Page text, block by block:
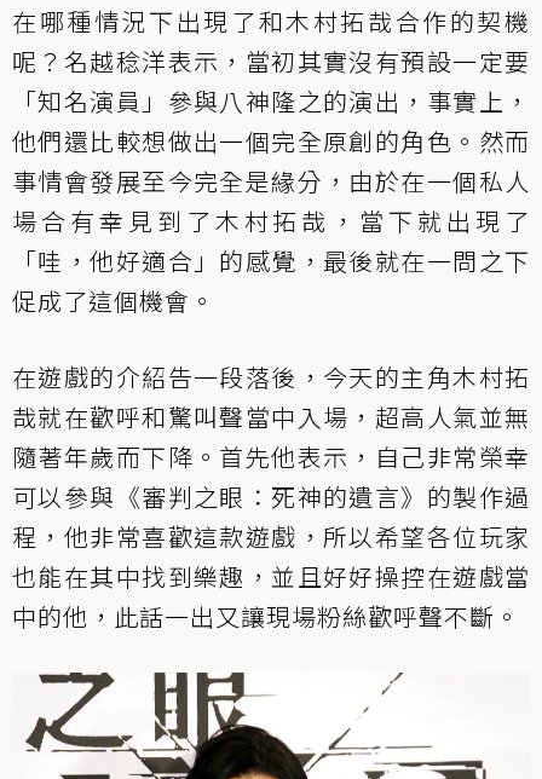
在哪種情況下出現了和木村拓哉合作的契機
呢？名越稔洋表示，當初其實沒有預設一定要
「知名演員」參與八神隆之的演出，事實上，
他們還比較想做出一個完全原創的角色。然而
事情會發展至今完全是緣分，由於在一個私人
場合有幸見到了木村拓哉，當下就出現了
「哇，他好適合」的感覺，最後就在一問之下
促成了這個機會。
在遊戲的介紹告一段落後，今天的主角木村拓
哉就在歡呼和驚叫聲當中入場，超高人氣並無
隨著年歲而下降。首先他表示，自己非常榮幸
可以參與《審判之眼：死神的遺言》的製作過
程，他非常喜歡這款遊戲，所以希望各位玩家
也能在其中找到樂趣，並且好好操控在遊戲當
中的他，此話一出又讓現場粉絲歡呼聲不斷。